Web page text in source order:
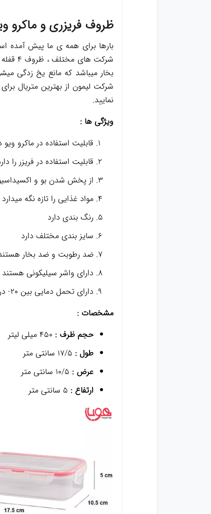
ظروف فریزری و ماکرو
بارها برای همه ی ما پیش آمده
بخار میباشد که مانع یخ زدگی
شرکت لیمون از بهترین متریال
نمایید.
ویژگی ها :
قابلیت استفاده در ماکرو ویو
قابلیت استفاده در فریزر را
از پخش شدن بو و
مواد غذایی را تازه نگه میدارد
رنگ بندی دارد
سایز بندی مختلف دارد
ضد رطوبت و ضد بخار
دارای واشر سیلیکونی
دارای تحمل دمایی بین 20- درجه تا 120+ درجه میباشد
مشخصات :
حجم ظرف : 450 میلی لیتر
طول : 17/5 سانتی متر
عرض : 10/5 سانتی متر
ارتفاع : 5 سانتی متر